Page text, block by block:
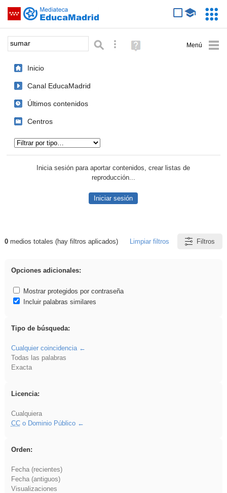
Saltar navegación
Palabra o frase: Búsqueda avanzada
Ayuda
(en
Inicio
Canal EducaMadrid
Últimos contenidos
Centros
Inicia sesión para aportar contenidos, crear listas de
reproducción...
Iniciar sesión
Resultados de: sumar
0medios totales (hay filtros aplicados) Limpiar filtros Filtros
Opciones adicionales:
Mostrar protegidos por contraseña
Incluir palabras similares
Tipo de búsqueda:
Cualquier coincidencia
Todas las palabras
Exacta
Licencia:
Cualquiera
CCo Dominio Público
Orden:
Fecha (recientes)
Fecha (antiguos)
Visualizaciones